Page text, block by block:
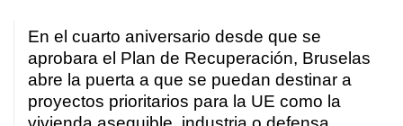
En el cuarto aniversario desde que se
aprobara el Plan de Recuperación, Bruselas
abre la puerta a que se puedan destinar a
proyectos prioritarios para la UE como la